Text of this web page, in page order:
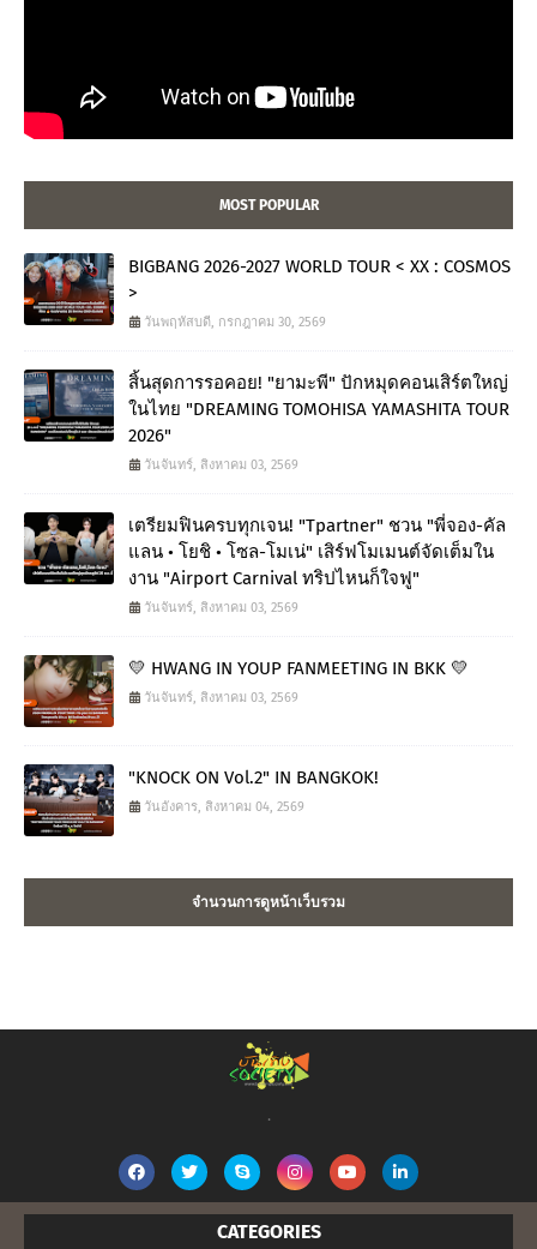
MOST POPULAR
BIGBANG 2026-2027 WORLD TOUR < XX : COSMOS
>
วันพฤหัสบดี, กรกฎาคม 30, 2569
สิ้นสุดการรอคอย! "ยามะพี" ปักหมุดคอนเสิร์ตใหญ่
ในไทย "DREAMING TOMOHISA YAMASHITA TOUR
2026"
วันจันทร์, สิงหาคม 03, 2569
เตรียมฟินครบทุกเจน! "Tpartner" ชวน "พี่จอง-คัล
แลน • โยชิ • โซล-โมเน่" เสิร์ฟโมเมนต์จัดเต็มใน
งาน "Airport Carnival ทริปไหนก็ใจฟู"
วันจันทร์, สิงหาคม 03, 2569
💛 HWANG IN YOUP FANMEETING IN BKK 💛
วันจันทร์, สิงหาคม 03, 2569
"KNOCK ON Vol.2" IN BANGKOK!
วันอังคาร, สิงหาคม 04, 2569
จำนวนการดูหน้าเว็บรวม
.
CATEGORIES